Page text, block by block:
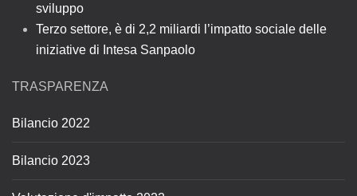
sviluppo
Terzo settore, è di 2,2 miliardi l’impatto sociale delle
iniziative di Intesa Sanpaolo
TRASPARENZA
Bilancio 2022
Bilancio 2023